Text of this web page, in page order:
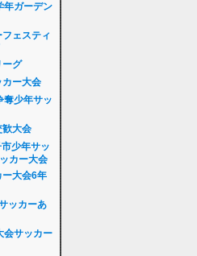
年ガーデン
ェスティ
ーグ
カー大会
奪少年サッ
歓大会
少年サッ
カー大会
大会6年
ッカーあ
会サッカー